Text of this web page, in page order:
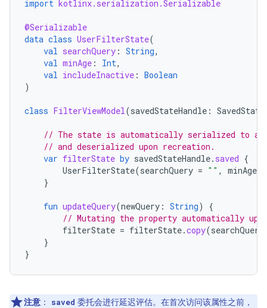
import kotlinx.serialization.Serializable
@Serializable
data class UserFilterState(
val searchQuery : String,
val minAge : Int,
val includeInactive : Boolean
)
class FilterViewModel(savedStateHandle :
// The state is automatically serialized to a
// and deserialized upon recreation.
var filterState by savedStateHandle. saved {
UserFilterState(searchQuery = "" , minAge
}
fun updateQuery(newQuery : String)
{
// Mutating the property automatically
filterState = filterState.copy(searchQuery
}
}
注意 ： saved 委托会进行延迟评估。在首次访问该属性之前，